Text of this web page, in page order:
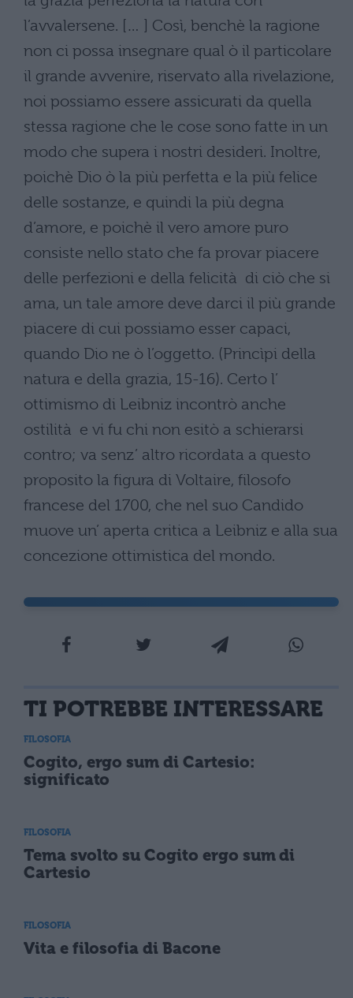
l’avvalersene. [… ] Così, benchè la ragione
non ci possa insegnare qual ò il particolare
il grande avvenire, riservato alla rivelazione,
noi possiamo essere assicurati da quella
stessa ragione che le cose sono fatte in un
modo che supera i nostri desideri. Inoltre,
poichè Dio ò la più perfetta e la più felice
delle sostanze, e quindi la più degna
d’amore, e poichè il vero amore puro
consiste nello stato che fa provar piacere
delle perfezioni e della felicità di ciò che si
ama, un tale amore deve darci il più grande
piacere di cui possiamo esser capaci,
quando Dio ne ò l’oggetto. (Princìpi della
natura e della grazia, 15-16). Certo l’
ottimismo di Leibniz incontrò anche
ostilità e vi fu chi non esitò a schierarsi
contro; va senz’ altro ricordata a questo
proposito la figura di Voltaire, filosofo
francese del 1700, che nel suo Candido
muove un’ aperta critica a Leibniz e alla sua
concezione ottimistica del mondo.
TI POTREBBE INTERESSARE
FILOSOFIA
Cogito, ergo sum di Cartesio:
significato
FILOSOFIA
Tema svolto su Cogito ergo sum di
Cartesio
FILOSOFIA
Vita e filosofia di Bacone